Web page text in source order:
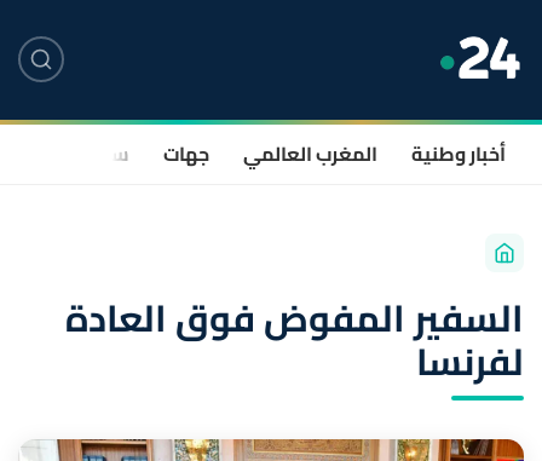
أخبار وطنية المغرب العالمي جهات سياسة
السفير المفوض فوق العادة
لفرنسا